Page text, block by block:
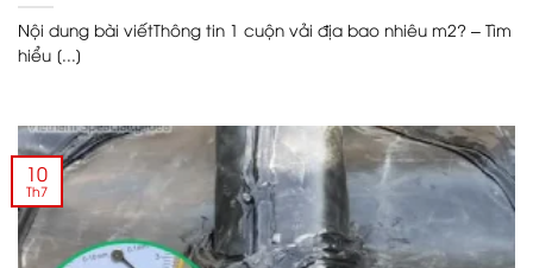
Nội dung bài viếtThông tin 1 cuộn vải địa bao nhiêu m2? – Tìm
hiểu [...]
10
Th7